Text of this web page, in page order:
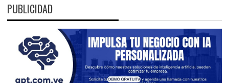
PUBLICIDAD